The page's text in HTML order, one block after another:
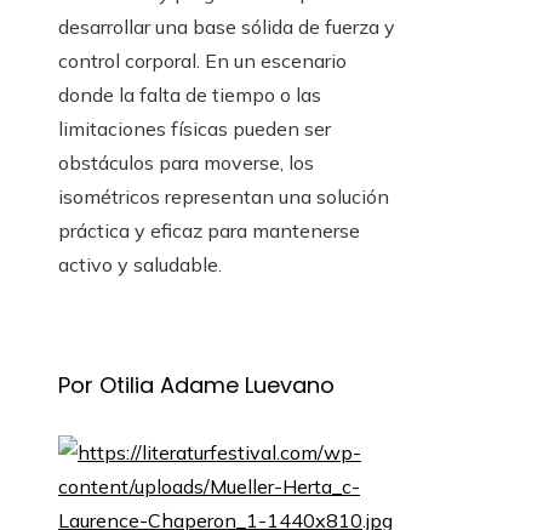
desarrollar una base sólida de fuerza y
control corporal. En un escenario
donde la falta de tiempo o las
limitaciones físicas pueden ser
obstáculos para moverse, los
isométricos representan una solución
práctica y eficaz para mantenerse
activo y saludable.
Por Otilia Adame Luevano